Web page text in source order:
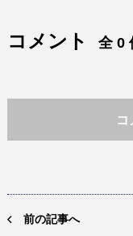
コメント 全 0
コ
前の記事へ